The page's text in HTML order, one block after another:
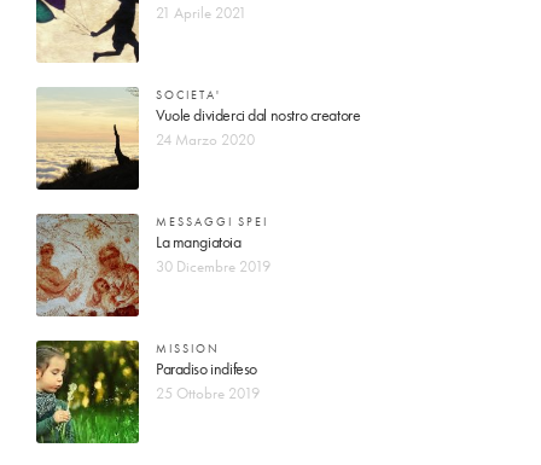
21 Aprile 2021
SOCIETA'
Vuole dividerci dal nostro creatore
24 Marzo 2020
MESSAGGI SPEI
La mangiatoia
30 Dicembre 2019
MISSION
Paradiso indifeso
25 Ottobre 2019